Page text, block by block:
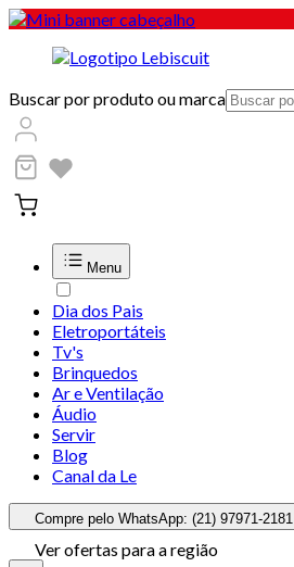
Buscar por produto ou marca
Menu
Dia dos Pais
Eletroportáteis
Tv's
Brinquedos
Ar e Ventilação
Áudio
Servir
Blog
Canal da Le
Compre pelo WhatsApp: (21) 97971-2181
Ver ofertas para a região